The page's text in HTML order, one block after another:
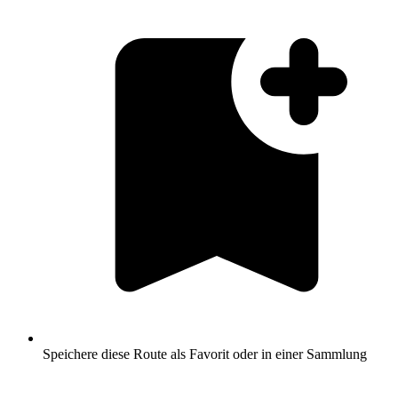
Speichere diese Route als Favorit oder in einer Sammlung